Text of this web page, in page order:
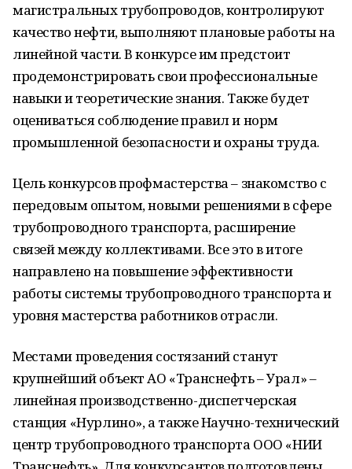
магистральных трубопроводов, контролируют
качество нефти, выполняют плановые работы на
линейной части. В конкурсе им предстоит
продемонстрировать свои профессиональные
навыки и теоретические знания. Также будет
оцениваться соблюдение правил и норм
промышленной безопасности и охраны труда.
Цель конкурсов профмастерства – знакомство с
передовым опытом, новыми решениями в сфере
трубопроводного транспорта, расширение
связей между коллективами. Все это в итоге
направлено на повышение эффективности
работы системы трубопроводного транспорта и
уровня мастерства работников отрасли.
Местами проведения состязаний станут
крупнейший объект АО «Транснефть – Урал» –
линейная производственно-диспетчерская
станция «Нурлино», а также Научно-технический
центр трубопроводного транспорта ООО «НИИ